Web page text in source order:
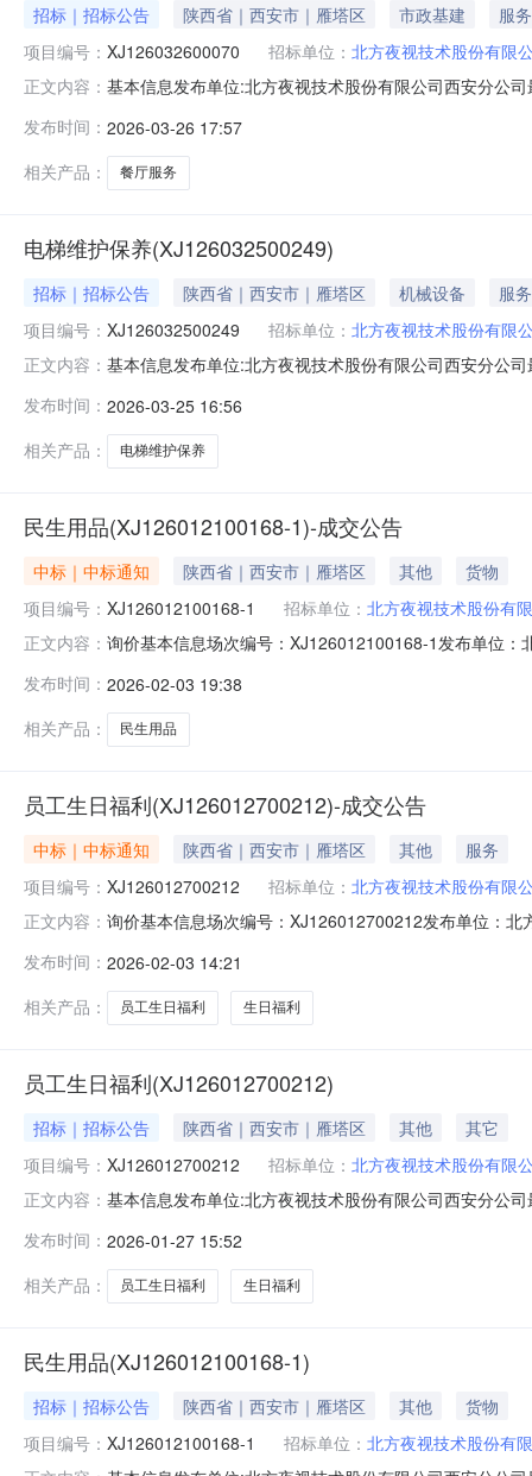
招标｜招标公告 陕西省｜西安市｜雁塔区 市政基建
服务
项目编号： XJ126032600070 招标单位： 北方夜视技术股份有限
正文内容： 基本信息发布单位:北方夜视技术股份有限公司西安分公
始时间2026-03-2613:35:00结束时间2026-03-3009:00:00
发布时间： 2026-03-26 17:57
相关产品：
餐厅服务
电梯维护保养(XJ126032500249)
招标｜招标公告 陕西省｜西安市｜雁塔区 机械设备
服务
项目编号： XJ126032500249 招标单位： 北方夜视技术股份有限
正文内容： 基本信息发布单位:北方夜视技术股份有限公司西安分公
时间2026-03-2517:00:00结束时间2026-03-2717:00:00
发布时间： 2026-03-25 16:56
相关产品：
电梯维护保养
民生用品(XJ126012100168-1)-成交公告
中标｜中标通知 陕西省｜西安市｜雁塔区 其他
货物
项目编号： XJ126012100168-1 招标单位： 北方夜视技术股份有
正文内容： 询价基本信息场次编号：XJ126012100168-1发布单位
3100:00:00西安HT1260203008712方案二麦德龙商业
发布时间： 2026-02-03 19:38
相关产品：
民生用品
员工生日福利(XJ126012700212)-成交公告
中标｜中标通知 陕西省｜西安市｜雁塔区 其他
服务
项目编号： XJ126012700212 招标单位： 北方夜视技术股份有限
正文内容： 询价基本信息场次编号：XJ126012700212发布单位：
0200:00:00甲方指定地点HT126020300131
发布时间： 2026-02-03 14:21
相关产品：
员工生日福利 生日福利
员工生日福利(XJ126012700212)
招标｜招标公告 陕西省｜西安市｜雁塔区 其他
其它
项目编号： XJ126012700212 招标单位： 北方夜视技术股份有限
正文内容： 基本信息发布单位:北方夜视技术股份有限公司西安分公
01-2916:30:00
发布时间： 2026-01-27 15:52
相关产品：
员工生日福利 生日福利
民生用品(XJ126012100168-1)
招标｜招标公告 陕西省｜西安市｜雁塔区 其他
货物
项目编号： XJ126012100168-1 招标单位： 北方夜视技术股份有